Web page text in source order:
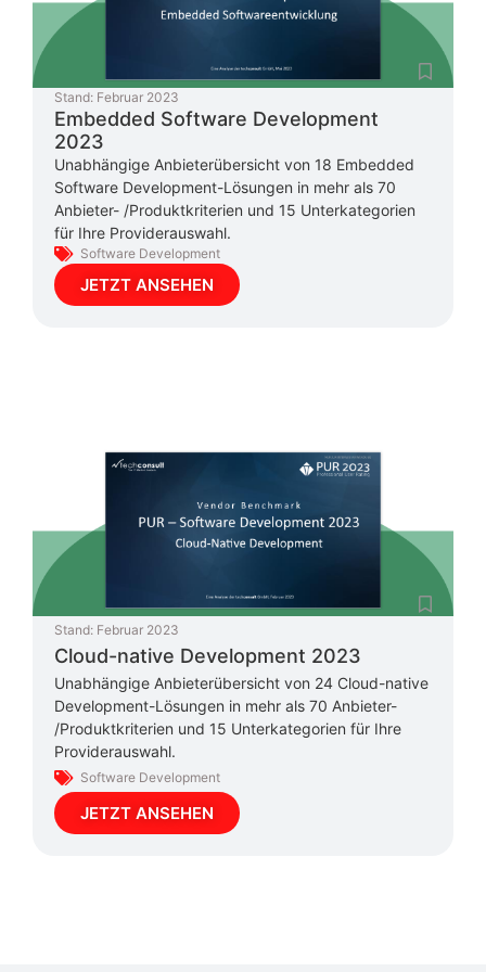
Stand: Februar 2023
Embedded Software Development
2023
Unabhängige Anbieterübersicht von 18 Embedded
Software Development-Lösungen in mehr als 70
Anbieter- /Produktkriterien und 15 Unterkategorien
für Ihre Providerauswahl.
Software Development
JETZT ANSEHEN
Stand: Februar 2023
Cloud-native Development 2023
Unabhängige Anbieterübersicht von 24 Cloud-native
Development-Lösungen in mehr als 70 Anbieter-
/Produktkriterien und 15 Unterkategorien für Ihre
Providerauswahl.
Software Development
JETZT ANSEHEN